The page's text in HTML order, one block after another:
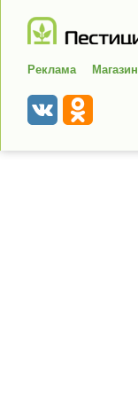
Реклама Магазин